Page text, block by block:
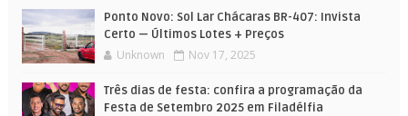
Ponto Novo: Sol Lar Chácaras BR-407: Invista
Certo — Últimos Lotes + Preços
Unknown Nov 17, 2025
Três dias de festa: confira a programação da
Festa de Setembro 2025 em Filadélfia